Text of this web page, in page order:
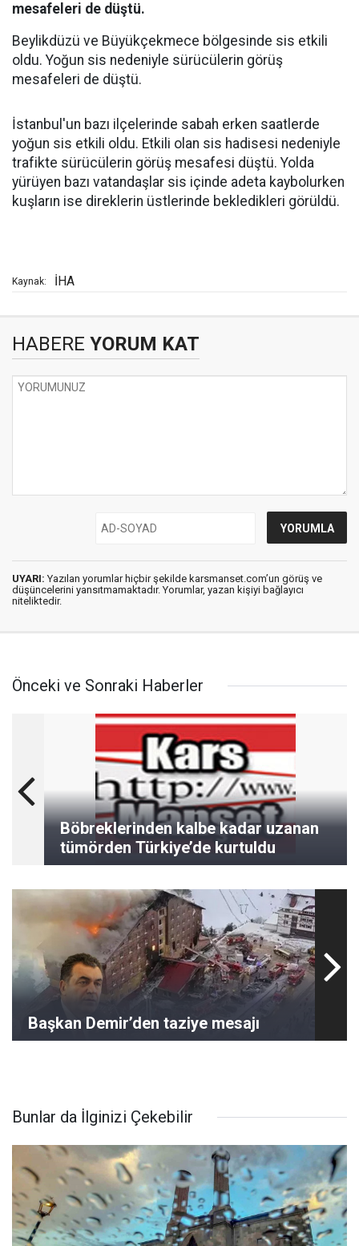
mesafeleri de düştü.
Beylikdüzü ve Büyükçekmece bölgesinde sis etkili
oldu. Yoğun sis nedeniyle sürücülerin görüş
mesafeleri de düştü.
İstanbul'un bazı ilçelerinde sabah erken saatlerde
yoğun sis etkili oldu. Etkili olan sis hadisesi nedeniyle
trafikte sürücülerin görüş mesafesi düştü. Yolda
yürüyen bazı vatandaşlar sis içinde adeta kaybolurken
kuşların ise direklerin üstlerinde bekledikleri görüldü.
Kaynak: İHA
HABERE YORUM KAT
UYARI: Yazılan yorumlar hiçbir şekilde karsmanset.com’un görüş ve
düşüncelerini yansıtmamaktadır. Yorumlar, yazan kişiyi bağlayıcı
niteliktedir.
Önceki ve Sonraki Haberler
Böbreklerinden kalbe kadar uzanan
tümörden Türkiye’de kurtuldu
Başkan Demir’den taziye mesajı
Bunlar da İlginizi Çekebilir